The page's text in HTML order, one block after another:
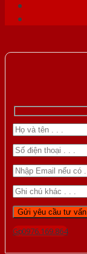
Gọi 0976.169.864